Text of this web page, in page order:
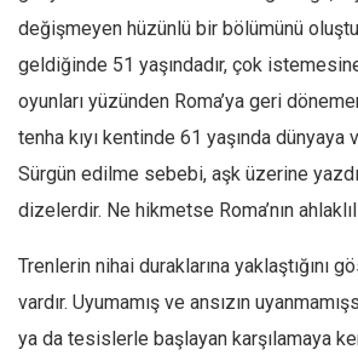
değişmeyen hüzünlü bir bölümünü
geldiğinde 51 yaşındadır, çok
oyunları yüzünden Roma’ya geri
tenha kıyı kentinde 61 yaşında dünyaya
Sürgün edilme sebebi, aşk üzerine
dizelerdir. Ne hikmetse Roma’nın
Trenlerin nihai duraklarına yaklaştığını
vardır. Uyumamış ve ansızın
ya da tesislerle başlayan karşılamaya